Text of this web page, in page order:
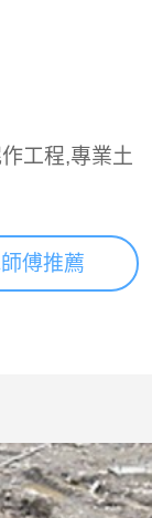
工程,專業土
傅推薦